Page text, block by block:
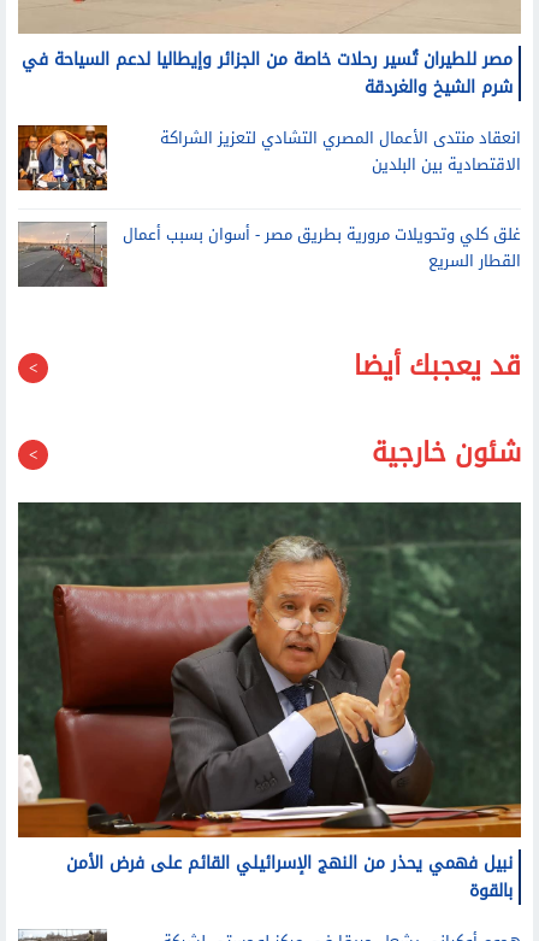
مصر للطيران تُسير رحلات خاصة من الجزائر وإيطاليا لدعم السياحة في
شرم الشيخ والغردقة
انعقاد منتدى الأعمال المصري التشادي لتعزيز الشراكة
الاقتصادية بين البلدين
غلق كلي وتحويلات مرورية بطريق مصر - أسوان بسبب أعمال
القطار السريع
قد يعجبك أيضا
شئون خارجية
نبيل فهمي يحذر من النهج الإسرائيلي القائم على فرض الأمن
بالقوة